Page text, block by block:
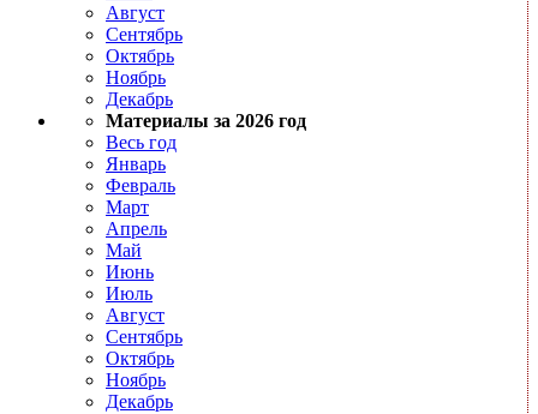
Август
Сентябрь
Октябрь
Ноябрь
Декабрь
Материалы за 2026 год
Весь год
Январь
Февраль
Март
Апрель
Май
Июнь
Июль
Август
Сентябрь
Октябрь
Ноябрь
Декабрь